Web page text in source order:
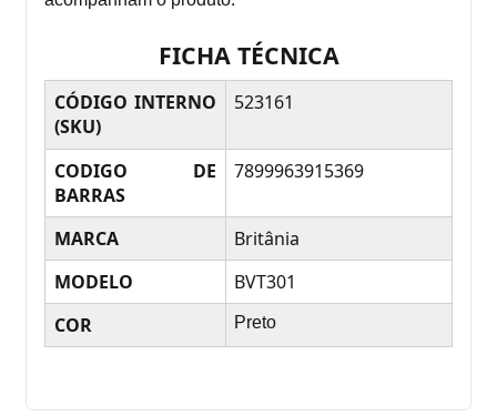
FICHA TÉCNICA
CÓDIGO INTERNO
(SKU)
523161
CODIGO DE
BARRAS
7899963915369
MARCA
Britânia
MODELO
BVT301
COR
Preto